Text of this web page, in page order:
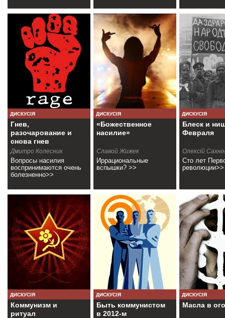
ДИСКУСІЯ
Гнев,
разочарование и
снова гнев
Дмитро Колесник
Вопросы насилия
воспринимаются очень
болезненно>>
ДИСКУСІЯ
«Божественное
насилие»
Славой Жижек
Иррациональные
вспышки? >>
ДИСКУСІЯ
Блеск и
Февраля
Олексiй
Сто лет
революции>>
ДИСКУСІЯ
Коммунизм и
ритуал
ДИСКУСІЯ
Быть коммунистом
в 2012-м
ДИСКУСІЯ
Масла в